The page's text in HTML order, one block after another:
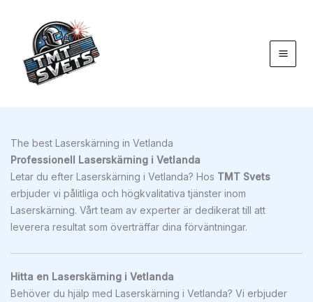
innehåll
The best Laserskärning in Vetlanda
Professionell Laserskärning i Vetlanda
Letar du efter Laserskärning i Vetlanda? Hos TMT Svets
erbjuder vi pålitliga och högkvalitativa tjänster inom
Laserskärning. Vårt team av experter är dedikerat till att
leverera resultat som överträffar dina förväntningar.
Hitta en Laserskärning i Vetlanda
Behöver du hjälp med Laserskärning i Vetlanda? Vi erbjuder